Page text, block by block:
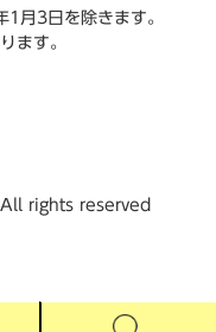
月3日を除きます。
ます。
rights reserved